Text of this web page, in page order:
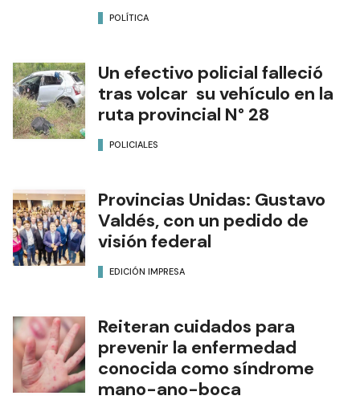
POLÍTICA
Un efectivo policial falleció
tras volcar su vehículo en la
ruta provincial N° 28
POLICIALES
Provincias Unidas: Gustavo
Valdés, con un pedido de
visión federal
EDICIÓN IMPRESA
Reiteran cuidados para
prevenir la enfermedad
conocida como síndrome
mano-ano-boca